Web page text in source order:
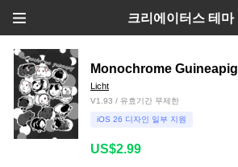
크리에이터스 테마
Monochrome Guineapig
Licht
V1.93 / 유효기간 무제한
iOS 26 디자인 일부 지원
US$2.99